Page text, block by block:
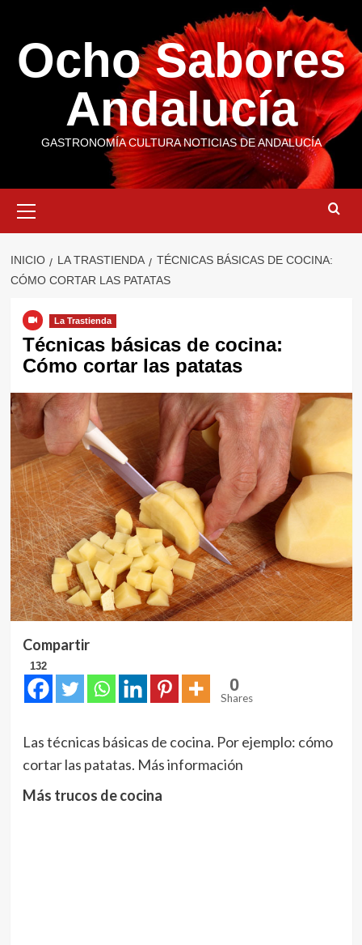
contenido
Ocho Sabores
Andalucía
GASTRONOMÍA CULTURA NOTICIAS DE ANDALUCÍA
primario
INICIO LA TRASTIENDA
TÉCNICAS BÁSICAS DE COCINA:
CÓMO CORTAR LAS PATATAS
La Trastienda
Técnicas básicas de cocina:
Cómo cortar las patatas
Compartir
132
0
Shares
Las técnicas básicas de cocina. Por ejemplo: cómo
cortar las patatas. Más información
Más trucos de cocina